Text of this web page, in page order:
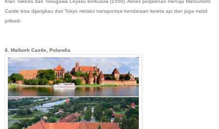
Klan Takeda dan Tokugawa Leyasu berkuasa (1550). Akses perjalanan menuju Matsumoto
Castle bisa dijangkau dari Tokyo melalui transportasi kendaraan kereta api dan juga mobil
pribadi.
6. Malbork Castle, Polandia